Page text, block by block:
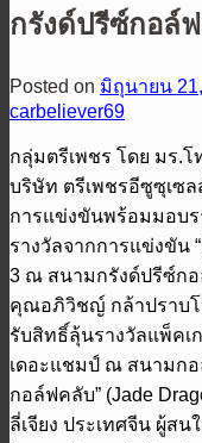
กรังด์ปรีซ์กอล์
Posted on มิถุนายน
carbeliever69
กลุ่มตรีเพชร โดย มร.
บริษัท ตรีเพชรอีซูซุเซล
การแข่งขันพร้อมมอบ
รางวัลจากการแข่งขัน
3 ณ สนามกรังด์ปรีซ์ก
คุณอภิวิชญ์ กล้าปราบโ
รับสิทธิ์ลุ้นรางวัลแพ็ค
เดอะแชมป์ ณ สนามกอ
กอล์ฟคลับ” (Jade
ลี่เจียง ประเทศจีน ผู้ส